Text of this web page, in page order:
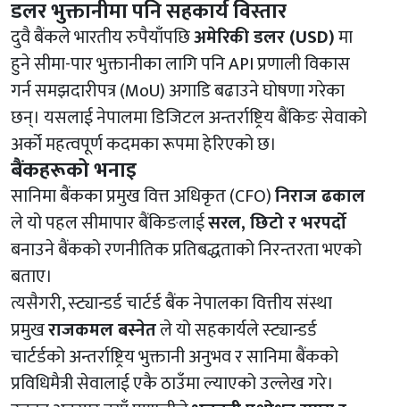
डलर भुक्तानीमा पनि सहकार्य विस्तार
दुवै बैंकले भारतीय रुपैयाँपछिअमेरिकी डलर (USD)मा
हुने सीमा-पार भुक्तानीका लागि पनि API प्रणाली विकास
गर्न समझदारीपत्र (MoU) अगाडि बढाउने घोषणा गरेका
छन्। यसलाई नेपालमा डिजिटल अन्तर्राष्ट्रिय बैंकिङ सेवाको
अर्को महत्वपूर्ण कदमका रूपमा हेरिएको छ।
बैंकहरूको भनाइ
सानिमा बैंकका प्रमुख वित्त अधिकृत (CFO)निराज ढकाल
ले यो पहल सीमापार बैंकिङलाईसरल, छिटो र भरपर्दो
बनाउने बैंकको रणनीतिक प्रतिबद्धताको निरन्तरता भएको
बताए।
त्यसैगरी, स्ट्यान्डर्ड चार्टर्ड बैंक नेपालका वित्तीय संस्था
प्रमुखराजकमल बस्नेतले यो सहकार्यले स्ट्यान्डर्ड
चार्टर्डको अन्तर्राष्ट्रिय भुक्तानी अनुभव र सानिमा बैंकको
प्रविधिमैत्री सेवालाई एकै ठाउँमा ल्याएको उल्लेख गरे।